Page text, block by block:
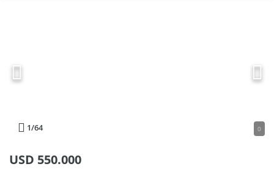
1/64 0
USD 550.000